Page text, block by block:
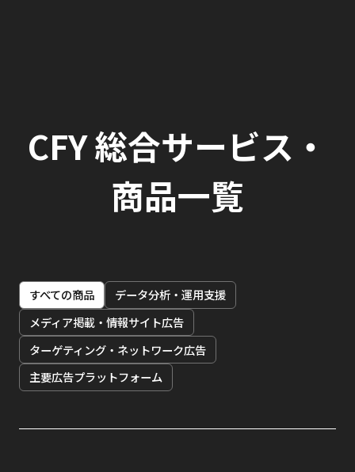
CFY 総合サービス・
商品一覧
すべての商品
データ分析・運用支援
メディア掲載・情報サイト広告
ターゲティング・ネットワーク広告
主要広告プラットフォーム